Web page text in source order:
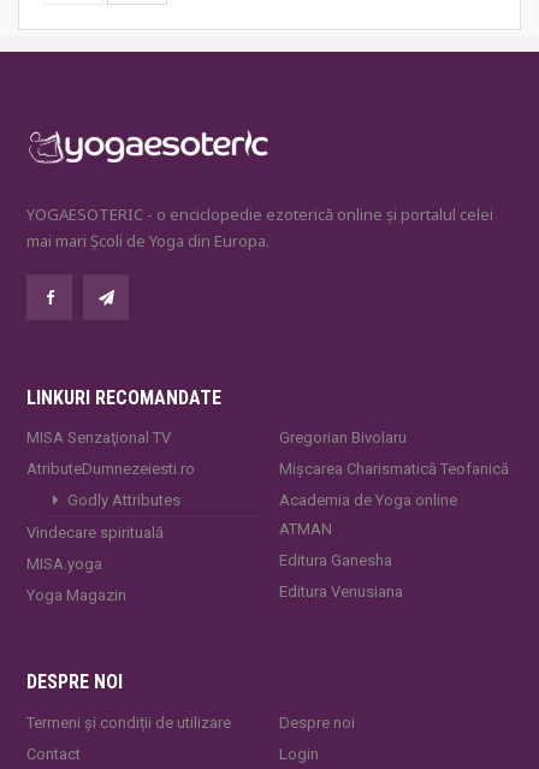
YOGAESOTERIC - o enciclopedie ezoterică online și portalul celei
mai mari Școli de Yoga din Europa.
LINKURI RECOMANDATE
MISA Senzaţional TV
AtributeDumnezeiesti.ro
Godly Attributes
Vindecare spirituală
MISA.yoga
Yoga Magazin
Gregorian Bivolaru
Mișcarea Charismatică Teofanică
Academia de Yoga online
ATMAN
Editura Ganesha
Editura Venusiana
DESPRE NOI
Termeni și condiții de utilizare
Contact
Despre noi
Login